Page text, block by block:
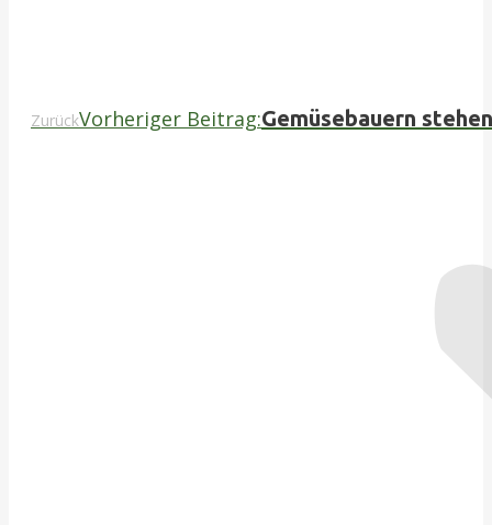
ZurückVorheriger Beitrag:Gemüsebauern